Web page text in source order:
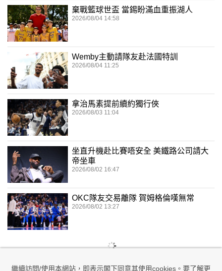
繼續訪問/使用本網站，即表示閣下同意其使用cookies。要了解更
棄戰籃球世盃 當錫盼滿血重振湖人
2026/08/04 14:58
Wemby主動請隊友赴法國特訓
2026/08/04 11:25
拿治馬素提前續約獨行俠
2026/08/03 11:04
坐直升機赴比賽唔安全 美鐵路公司請大
帝坐車
2026/08/02 16:47
OKC隊友交易離隊 賀姆格倫嘆無常
2026/08/02 13:27